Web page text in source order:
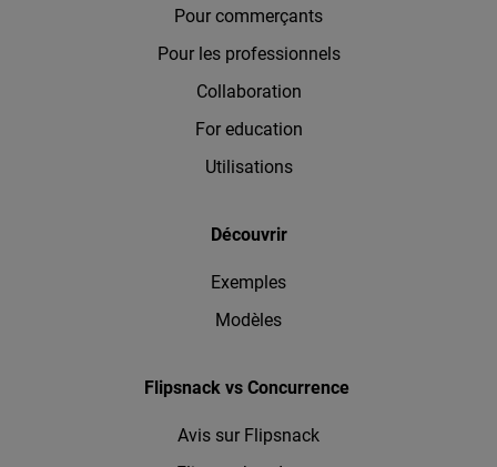
Pour commerçants
Pour les professionnels
Collaboration
For education
Utilisations
Découvrir
Exemples
Modèles
Flipsnack vs Concurrence
Avis sur Flipsnack